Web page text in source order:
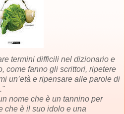
termini difficili nel dizionario e
come fanno gli scrittori, ripetere
un’età e ripensare alle parole di
nome che è un tannino per
che è il suo idolo e una